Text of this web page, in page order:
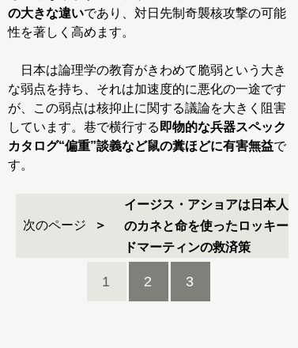
の大きな違いであり、対日先制奇襲核攻撃の可能
性を著しく高めます。
日本は論理学の教育がきわめて脆弱という大き
な弱点を持ち、それは加速度的に悪化の一途です
が、この弱点は核抑止に関する議論を大きく阻害
しています。巷で横行する即物的な兵器スペック
カタログ“偏重”談義など鼠の糞ほどに有害無益で
す。
次のページ
イージス・アショアは日本人
のカネと命を使ったロッキー
ドマーティンの救済策
1 2 3